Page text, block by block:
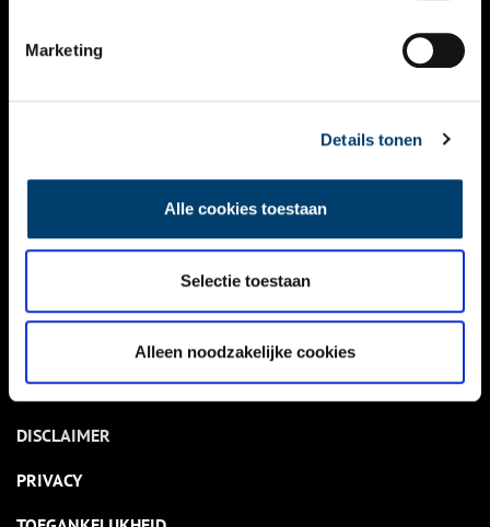
Marketing
Details tonen
Alle cookies toestaan
Selectie toestaan
Alleen noodzakelijke cookies
NIEUWS
KALENDER
ACTIVITEITEN
NIEUWSBRIEF
DISCLAIMER
PRIVACY